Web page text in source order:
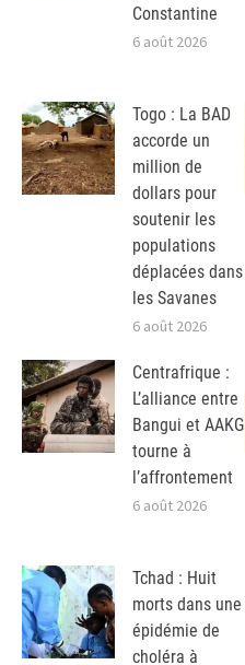
Constantine
6 août 2026
Togo : La BAD
accorde un
million de
dollars pour
soutenir les
populations
déplacées dans
les Savanes
6 août 2026
Centrafrique :
L’alliance entre
Bangui et AAKG
tourne à
l’affrontement
6 août 2026
Tchad : Huit
morts dans une
épidémie de
choléra à